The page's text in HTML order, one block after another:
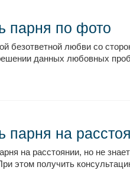
парня по фото
безответной любви со
данных любовных
парня на
на расстоянии, но не
этом получить